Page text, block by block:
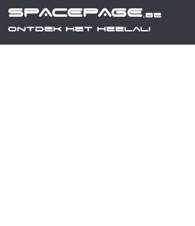
SPACEPAGE.be
Ontdek het heelal!